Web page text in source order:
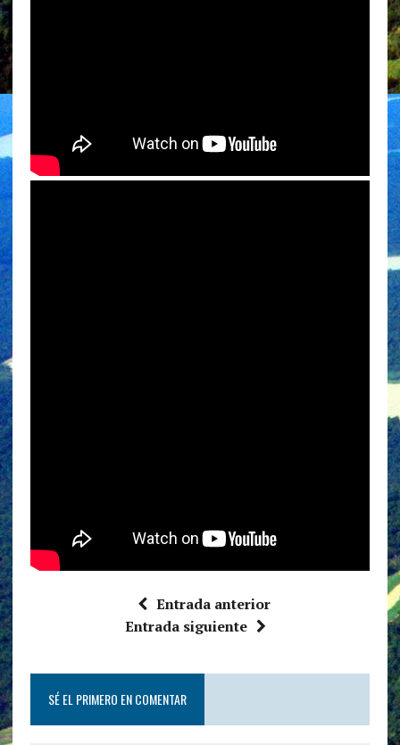
Entrada anterior
Entrada siguiente
SÉ EL PRIMERO EN COMENTAR